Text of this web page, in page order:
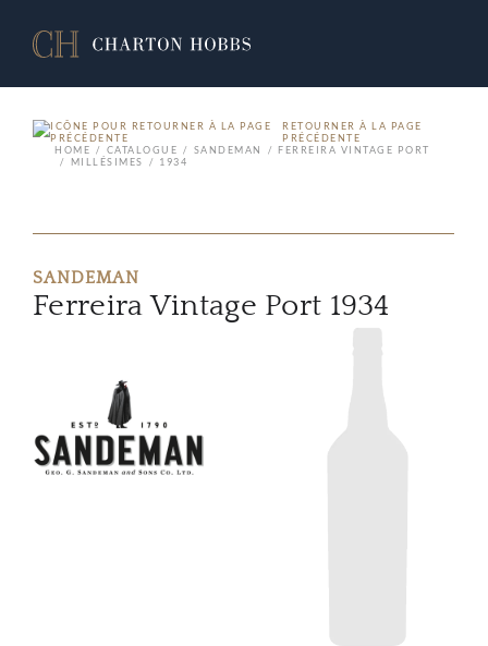
RETOURNER À LA PAGE
PRÉCÉDENTE
HOME
CATALOGUE SANDEMAN
FERREIRA VINTAGE PORT
MILLÉSIMES
1934
SANDEMAN
Ferreira Vintage Port 1934